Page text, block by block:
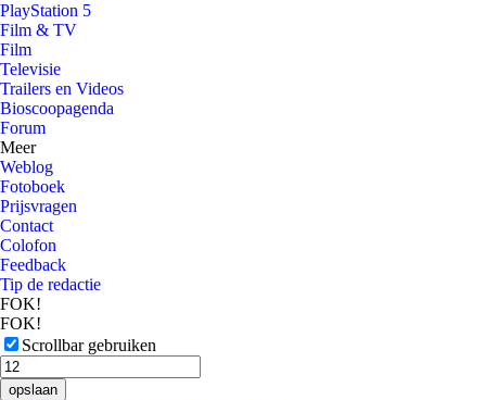
PlayStation 5
Film & TV
Film
Televisie
Trailers en Videos
Bioscoopagenda
Forum
Meer
Weblog
Fotoboek
Prijsvragen
Contact
Colofon
Feedback
Tip de redactie
FOK!
FOK!
Scrollbar gebruiken
opslaan